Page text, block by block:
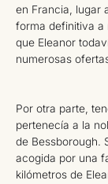
en Francia, lugar
forma definitiva a
que Eleanor
numerosas
Por otra parte,
pertenecía a la
de Bessborough.
acogida por una
kilómetros de